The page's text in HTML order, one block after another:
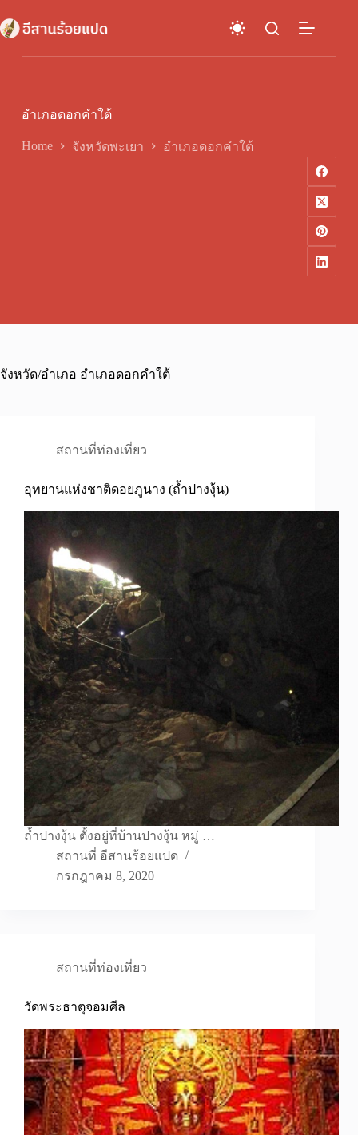
to
content
อำเภอดอกคำใต้
Home จังหวัดพะเยา อำเภอดอกคำใต้
จังหวัด/อำเภอ อำเภอดอกคำใต้
สถานที่ท่องเที่ยว
อุทยานแห่งชาติดอยภูนาง (ถ้ำปางงุ้น)
ถ้ำปางงุ้น ตั้งอยู่ที่บ้านปางงุ้น หมู่ …
สถานที่ อีสานร้อยแปด
กรกฎาคม 8, 2020
สถานที่ท่องเที่ยว
วัดพระธาตุจอมศีล